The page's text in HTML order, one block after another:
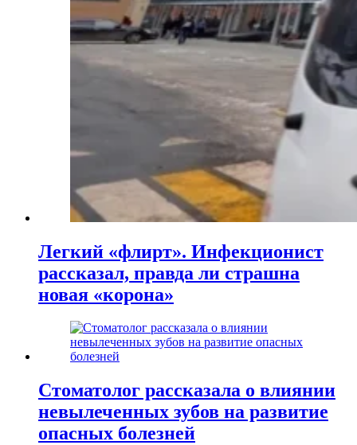
Легкий «флирт». Инфекционист
рассказал, правда ли страшна
новая «корона»
Стоматолог рассказала о влиянии
невылеченных зубов на развитие
опасных болезней